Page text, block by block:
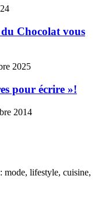
Chocolat vous
2025
pour écrire »!
2014
mode, lifestyle, cuisine,